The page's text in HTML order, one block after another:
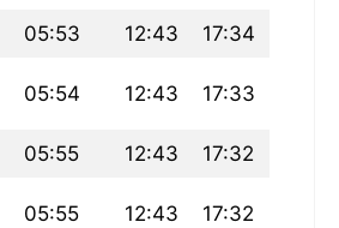
05:53 12:43 17:34
05:54 12:43 17:33
05:55 12:43 17:32
05:55 12:43 17:32